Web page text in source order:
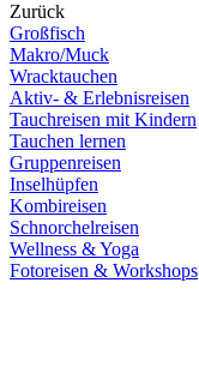
Zurück
Großfisch
Makro/Muck
Wracktauchen
Aktiv- & Erlebnisreisen
Tauchreisen mit Kindern
Tauchen lernen
Gruppenreisen
Inselhüpfen
Kombireisen
Schnorchelreisen
Wellness & Yoga
Fotoreisen & Workshops